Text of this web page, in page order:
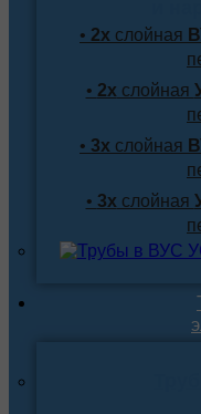
• 2х слойная
• 2х слойная
• 3х слойная
• 3х слойная